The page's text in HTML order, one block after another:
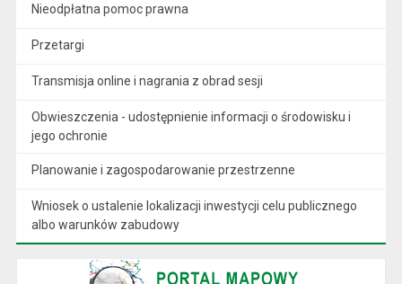
Nieodpłatna pomoc prawna
Przetargi
Transmisja online i nagrania z obrad sesji
Obwieszczenia - udostępnienie informacji o środowisku i
jego ochronie
Planowanie i zagospodarowanie przestrzenne
Wniosek o ustalenie lokalizacji inwestycji celu publicznego
albo warunków zabudowy